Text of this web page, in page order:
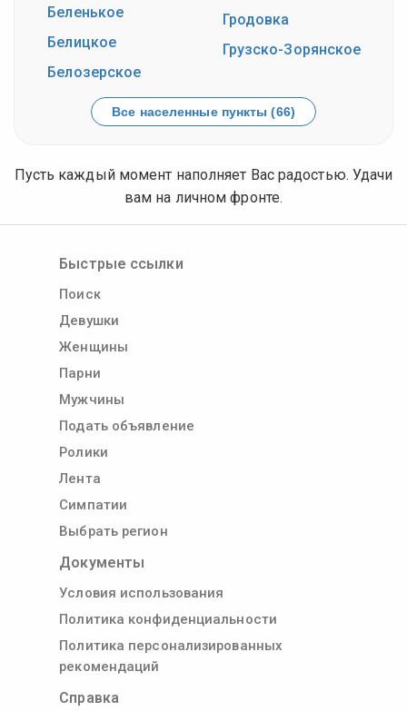
Беленькое
Белицкое
Белозерское
Гродовка
Грузско-Зорянское
Все населенные пункты (66)
Пусть каждый момент наполняет Вас радостью. Удачи
вам на личном фронте.
Быстрые ссылки
Поиск
Девушки
Женщины
Парни
Мужчины
Подать объявление
Ролики
Лента
Симпатии
Выбрать регион
Документы
Условия использования
Политика конфиденциальности
Политика персонализированных
рекомендаций
Справка